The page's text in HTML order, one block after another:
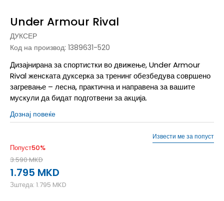
Under Armour Rival
ДУКСЕР
Код на производ: 1389631-520
Дизајнирана за спортистки во движење, Under Armour
Rival женската дуксерка за тренинг обезбедува совршено
загревање – лесна, практична и направена за вашите
мускули да бидат подготвени за акција.
Дознај повеќе
Попуст50%
3.590MKD
1.795 MKD
Зштеда: 1.795 MKD
Извести ме за попуст